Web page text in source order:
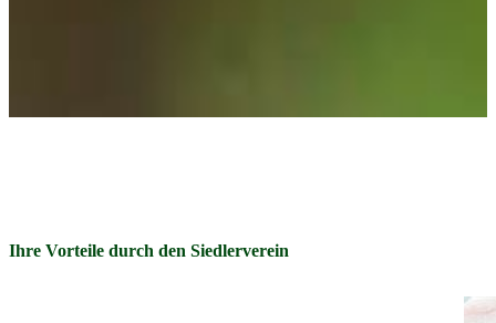
Ihre Vorteile durch den Siedlerverein